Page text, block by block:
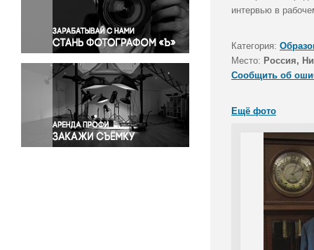
Правосудие
Происшествия и конфликты
Религия
Светская жизнь
Спорт
Экология
Экономика и бизнес
интервью в
Категория:
Место: Россия,
Сообщить об
Ещё фото